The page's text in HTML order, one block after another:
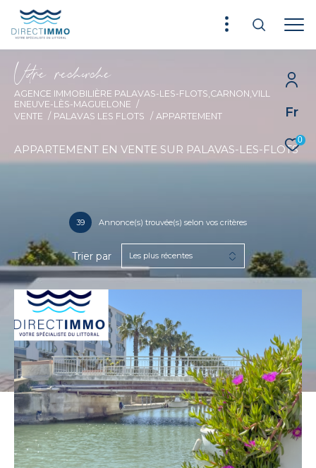
Fr
0
Vore recece
AGENCE IMMOBILIÈRE PALAVAS-LES-FLOTS,CARNON,VILL
ENEUVE-LÈS-MAGUELONE
VENTE
PALAVAS LES FLOTS APPARTEMENT
APPARTEMENT EN VENTE SUR PALAVAS-LES-FLOTS
39 Annonce(s) trouvée(s) selon vos critères
Trier par Les plus récentes